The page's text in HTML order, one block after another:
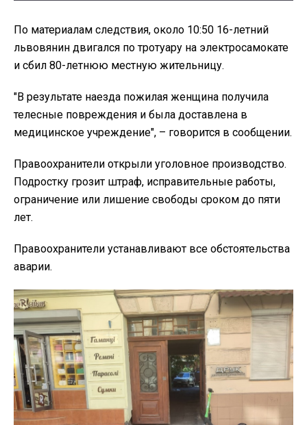
По материалам следствия, около 10:50 16-летний
львовянин двигался по тротуару на электросамокате
и сбил 80-летнюю местную жительницу.
"В результате наезда пожилая женщина получила
телесные повреждения и была доставлена в
медицинское учреждение", – говорится в сообщении.
Правоохранители открыли уголовное производство.
Подростку грозит штраф, исправительные работы,
ограничение или лишение свободы сроком до пяти
лет.
Правоохранители устанавливают все обстоятельства
аварии.